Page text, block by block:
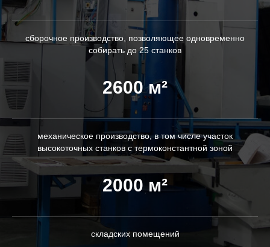
сборочное производство, позволяющее одновременно
собирать до 25 станков
2600 м²
механическое производство, в том числе участок
высокоточных станков с термоконстантной зоной
2000 м²
складских помещений